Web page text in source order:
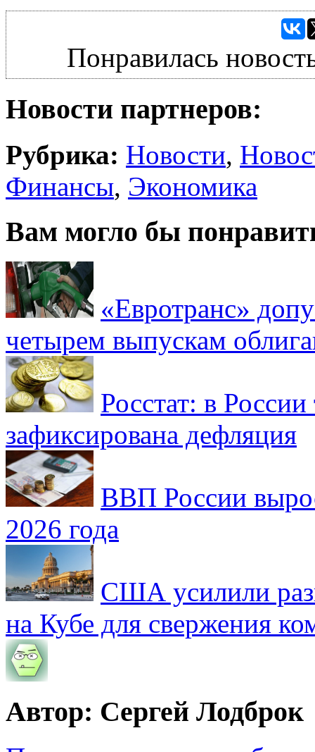
Понравилась
Новости партнеров:
Рубрика: Новости,
Финансы, Экономика
Вам могло бы
«Евротранс»
четырем выпускам
Росстат: в России
зафиксирована дефляция
ВВП России
2026 года
США усилили
на Кубе для свержения
Автор: Сергей Лодброк